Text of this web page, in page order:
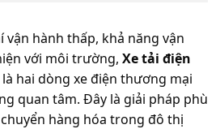
vận hành thấp, khả năng vận
với môi trường, Xe tải điện
là hai dòng xe điện thương mại
quan tâm. Đây là giải pháp phù
hàng hóa trong đô thị